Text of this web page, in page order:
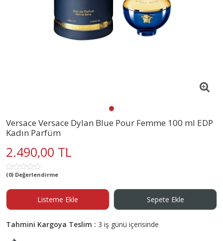
Versace Versace Dylan Blue Pour Femme 100 ml EDP
Kadın Parfüm
2.490,00 TL
(0) Değerlendirme
Listeme Ekle Sepete Ekle
Tahmini Kargoya Teslim : 3 iş günü içerisinde